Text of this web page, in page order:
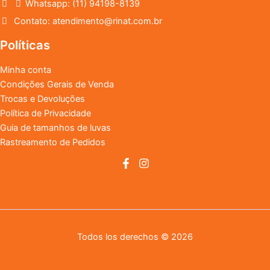
Whatsapp: (11) 94198-8139
Contato: atendimento@rinat.com.br
Políticas
Minha conta
Condições Gerais de Venda
Trocas e Devoluções
Política de Privacidade
Guia de tamanhos de luvas
Rastreamento de Pedidos
Todos los derechos © 2026